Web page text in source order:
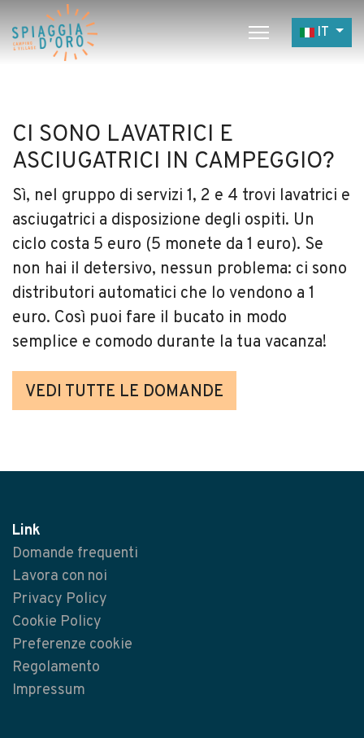
IT
CI SONO LAVATRICI E
ASCIUGATRICI IN CAMPEGGIO?
Sì, nel gruppo di servizi 1, 2 e 4 trovi lavatrici e
asciugatrici a disposizione degli ospiti. Un
ciclo costa 5 euro (5 monete da 1 euro). Se
non hai il detersivo, nessun problema: ci sono
distributori automatici che lo vendono a 1
euro. Così puoi fare il bucato in modo
semplice e comodo durante la tua vacanza!
VEDI TUTTE LE DOMANDE
Link
Domande frequenti
Lavora con noi
Privacy Policy
Cookie Policy
Preferenze cookie
Regolamento
Impressum
Village
Servizi
Lavora con noi
Ristoranti